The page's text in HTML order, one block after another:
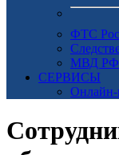
ФТС
МВД РФ
СЕРВИСЫ
Онлайн-